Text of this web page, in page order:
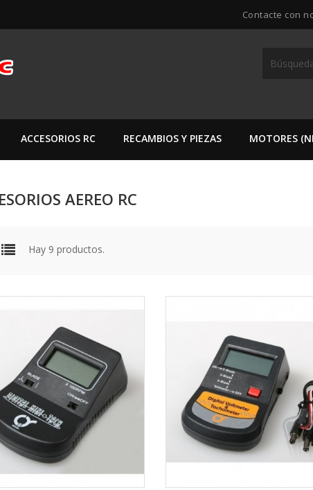
Contacte con
ACCESORIOS RC RECAMBIOS Y PIEZAS MOTORES
AEREO RC
Hay 9 productos.